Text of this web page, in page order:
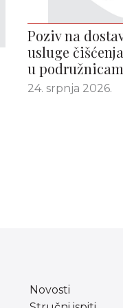
Poziv na
usluge
u
24. srpnja 2026.
Novosti